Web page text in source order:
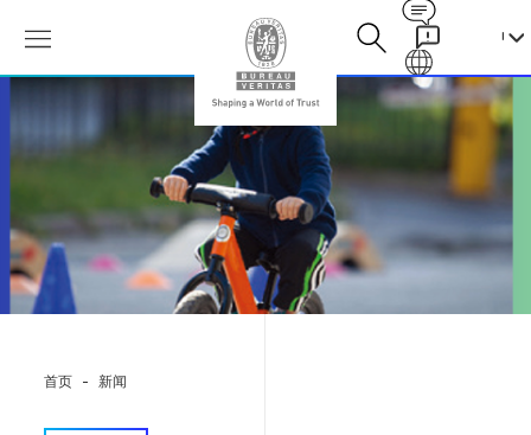
解
锁
澳
新
场：
产
品
认
证-
首页 新闻